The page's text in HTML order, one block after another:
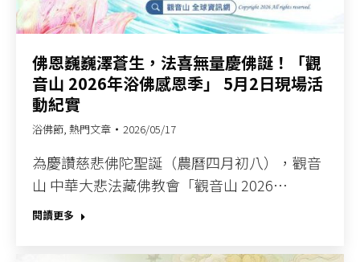
佛恩巍巍澤蒼生，法喜無量慶佛誕！「觀
音山 2026年浴佛感恩季」 5月2日現場活
動紀實
浴佛節, 熱門文章 2026/05/17
為慶讚慈悲佛陀聖誕（農曆四月初八），觀音
山 中華大悲法藏佛教會「觀音山 2026…
閱讀更多